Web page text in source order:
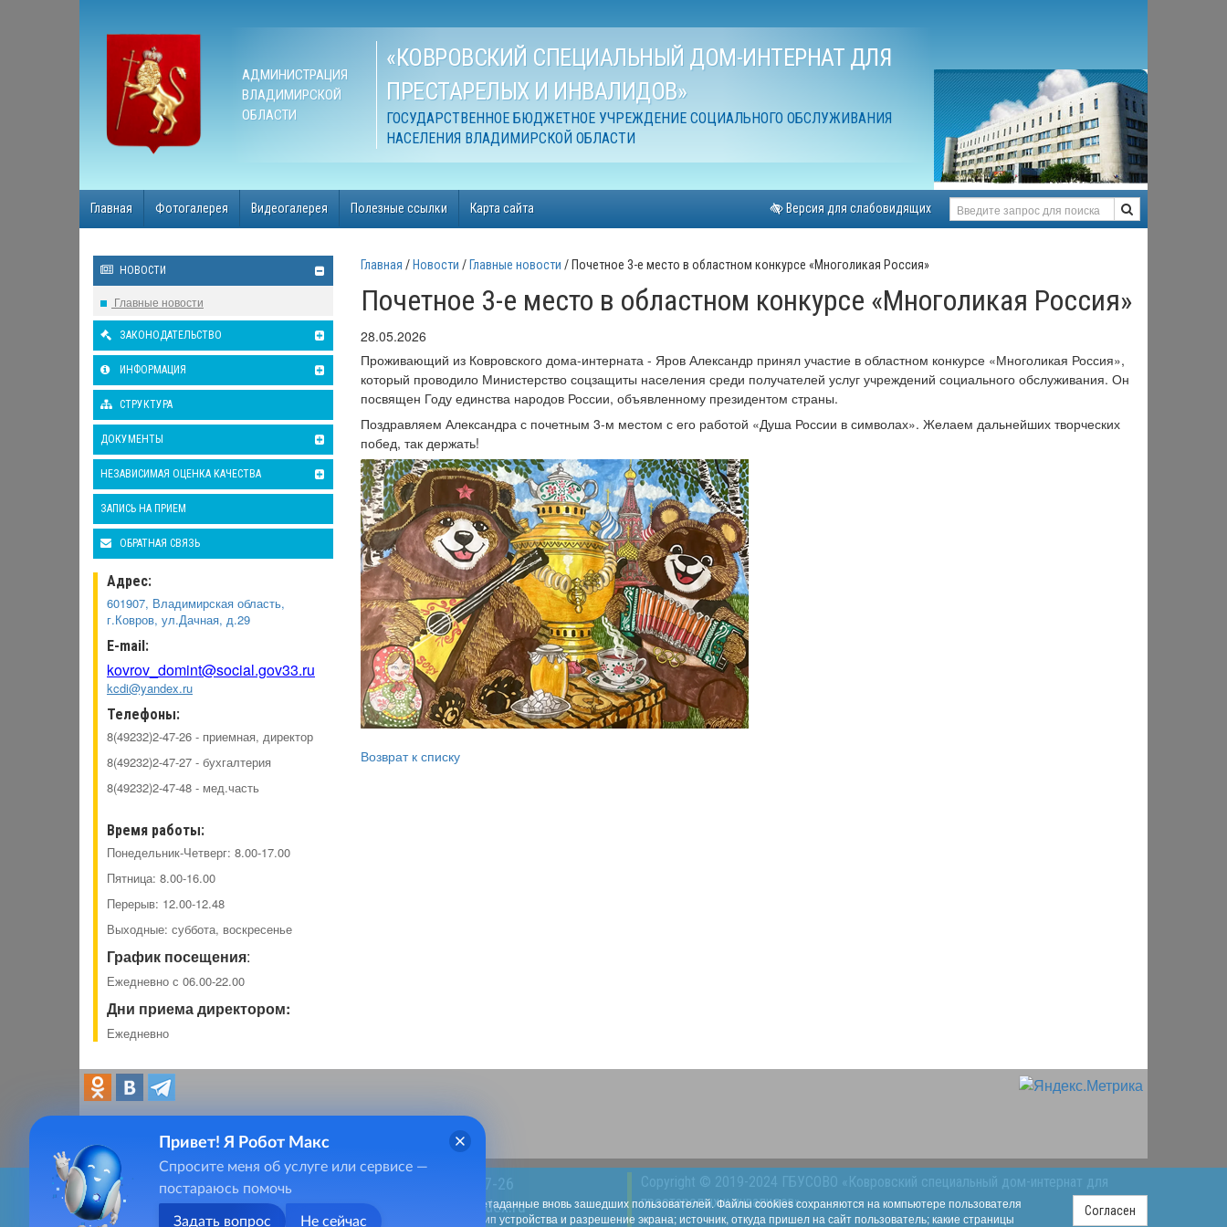
АДМИНИСТРАЦИЯ
ВЛАДИМИРСКОЙ
ОБЛАСТИ
«КОВРОВСКИЙ СПЕЦИАЛЬНЫЙ ДОМ-ИНТЕРНАТ ДЛЯ
ПРЕСТАРЕЛЫХ И ИНВАЛИДОВ»
ГОСУДАРСТВЕННОЕ БЮДЖЕТНОЕ УЧРЕЖДЕНИЕ СОЦИАЛЬНОГО ОБСЛУЖИВАНИЯ
НАСЕЛЕНИЯ ВЛАДИМИРСКОЙ ОБЛАСТИ
Главная Фотогалерея Видеогалерея Полезные ссылки Карта сайта Версия для слабовидящих
НОВОСТИ
Главные новости
ЗАКОНОДАТЕЛЬСТВО
ИНФОРМАЦИЯ
СТРУКТУРА
ДОКУМЕНТЫ
НЕЗАВИСИМАЯ ОЦЕНКА КАЧЕСТВА
ЗАПИСЬ НА ПРИЕМ
ОБРАТНАЯ СВЯЗЬ
Адрес:
601907, Владимирская область,
г.Ковров, ул.Дачная, д.29
E-mail:
kovrov_domint@social.gov33.ru
kcdi@yandex.ru
Телефоны:
8(49232)2-47-26 - приемная, директор
8(49232)2-47-27 - бухгалтерия
8(49232)2-47-48 - мед.часть
Время работы:
Понедельник-Четверг: 8.00-17.00
Пятница: 8.00-16.00
Перерыв: 12.00-12.48
Выходные: суббота, воскресенье
График посещения:
Ежедневно с 06.00-22.00
Дни приема директором:
Ежедневно
Главная Новости Главные новости Почетное 3-е место в областном конкурсе «Многоликая Россия»
Почетное 3-е место в областном конкурсе «Многоликая Россия»
28.05.2026
Проживающий из Ковровского дома-интерната - Яров Александр принял участие в областном конкурсе «Многоликая Россия»,
который проводило Министерство соцзащиты населения среди получателей услуг учреждений социального обслуживания. Он
посвящен Году единства народов России, объявленному президентом страны.
Поздравляем Александра с почетным 3-м местом с его работой «Душа России в символах». Желаем дальнейших творческих
побед, так держать!
Возврат к списку
Для качественного предоставления услуг, сайт ksdi.social33.ru собирает метаданные вновь зашедших пользователей. Файлы cookies сохраняются на компьютере пользователя
(сведения о местоположении; ip-адрес; тип, язык, версия ОС и браузера; тип устройства и разрешение экрана; источник, откуда пришел на сайт пользователь; какие страницы
Согласен
Главная
Фотогалерея
Видеогалерея
Тел.8(49232)2-47-26
E-Mail:
kcdi@yandex.ru
Copyright © 2019-2024 ГБУСОВО «Ковровский специальный дом-интернат для
престарелых и инвалидов»
Привет! Я Робот Макс
Спросите меня об услуге или сервисе —
постараюсь помочь
Задать вопрос Не сейчас